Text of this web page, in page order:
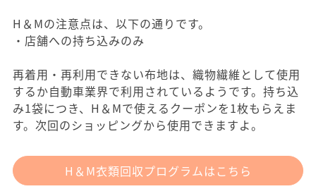
H＆Mの注意点は、以下の通りです。
・店舗への持ち込みのみ
再着用・再利用できない布地は、織物繊維として使用
するか自動車業界で利用されているようです。持ち込
み1袋につき、H＆Mで使えるクーポンを1枚もらえま
す。次回のショッピングから使用できますよ。
H＆M衣類回収プログラムはこちら